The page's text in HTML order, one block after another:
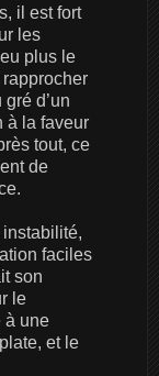
il est fort
les
plus le
d’un
à la faveur
tout, ce
de
instabilité,
faciles
son
le
à une
et le